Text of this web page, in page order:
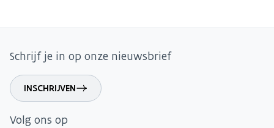
Schrijf je in op onze nieuwsbrief
INSCHRIJVEN
Volg ons op